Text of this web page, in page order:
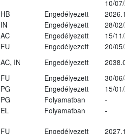
10/
HB Engedélyezett
IN Engedélyezett
28/
AC Engedélyezett
15/
FU Engedélyezett
20/
AC, IN Engedélyezett
FU Engedélyezett
30/
PG Engedélyezett
15/
PG Folyamatban
-
EL Folyamatban
-
FU Engedélyezett